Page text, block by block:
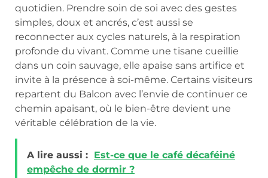
quotidien. Prendre soin de soi avec des gestes
simples, doux et ancrés, c’est aussi se
reconnecter aux cycles naturels, à la respiration
profonde du vivant. Comme une tisane cueillie
dans un coin sauvage, elle apaise sans artifice et
invite à la présence à soi-même. Certains visiteurs
repartent du Balcon avec l’envie de continuer ce
chemin apaisant, où le bien-être devient une
véritable célébration de la vie.
A lire aussi : Est-ce que le café décaféiné
empêche de dormir ?